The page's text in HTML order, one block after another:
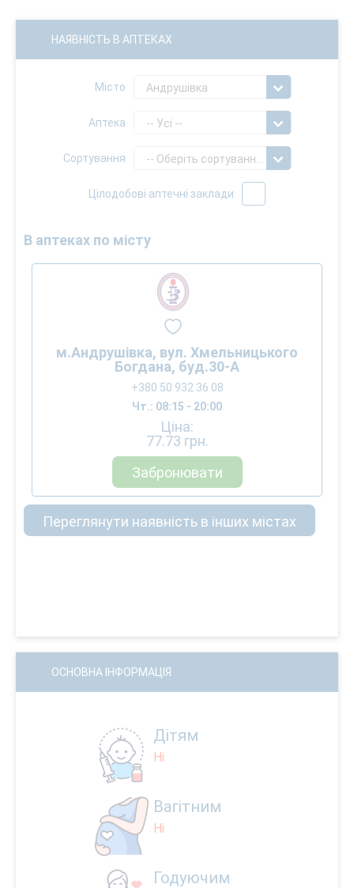
НАЯВНІСТЬ В АПТЕКАХ
Місто Андрушівка
Аптека -- Усі --
Сортування
Цілодобові аптечні заклади
В аптеках по місту
м.Андрушівка, вул. Хмельницького
Богдана, буд.30-А
+380 50 932 36 08
Чт.: 08:15 - 20:00
Ціна:
77.73 грн.
Забронювати
Переглянути наявність в інших містах
ОСНОВНА ІНФОРМАЦІЯ
Дітям
Ні
Вагітним
Ні
Годуючим